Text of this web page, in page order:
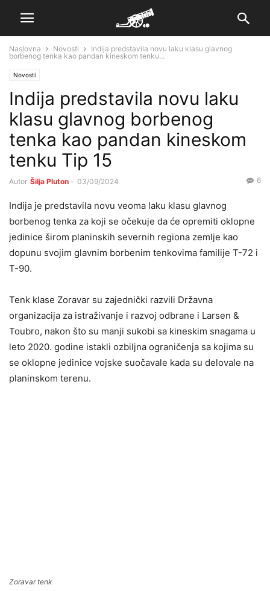
Naslovna Novosti
Indija predstavila novu laku klasu glavnog
borbenog tenka kao pandan kineskom tenku...
Novosti
Indija predstavila novu laku
klasu glavnog borbenog
tenka kao pandan kineskom
tenku Tip 15
Autor Šilja Pluton - 03/09/2024 6
Indija je predstavila novu veoma laku klasu glavnog
borbenog tenka za koji se očekuje da će opremiti oklopne
jedinice širom planinskih severnih regiona zemlje kao
dopunu svojim glavnim borbenim tenkovima familije T-72 i
T-90.
Tenk klase Zoravar su zajednički razvili Državna
organizacija za istraživanje i razvoj odbrane i Larsen &
Toubro, nakon što su manji sukobi sa kineskim snagama u
leto 2020. godine istakli ozbiljna ograničenja sa kojima su
se oklopne jedinice vojske suočavale kada su delovale na
planinskom terenu.
Zoravar tenk